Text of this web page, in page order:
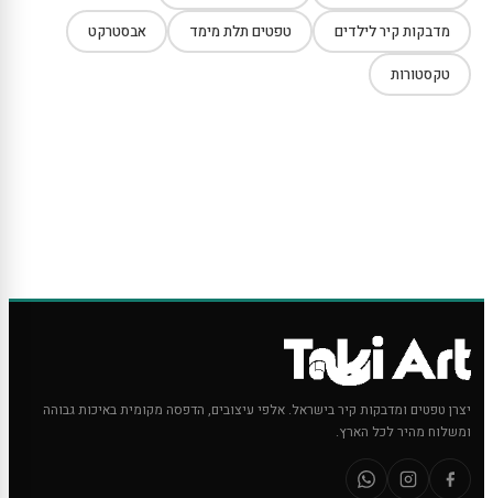
מדבקות קיר לילדים טפטים תלת מימד אבסטרקט
טקסטורות
יצרן טפטים ומדבקות קיר בישראל. אלפי עיצובים, הדפסה מקומית באיכות גבוהה
ומשלוח מהיר לכל הארץ.